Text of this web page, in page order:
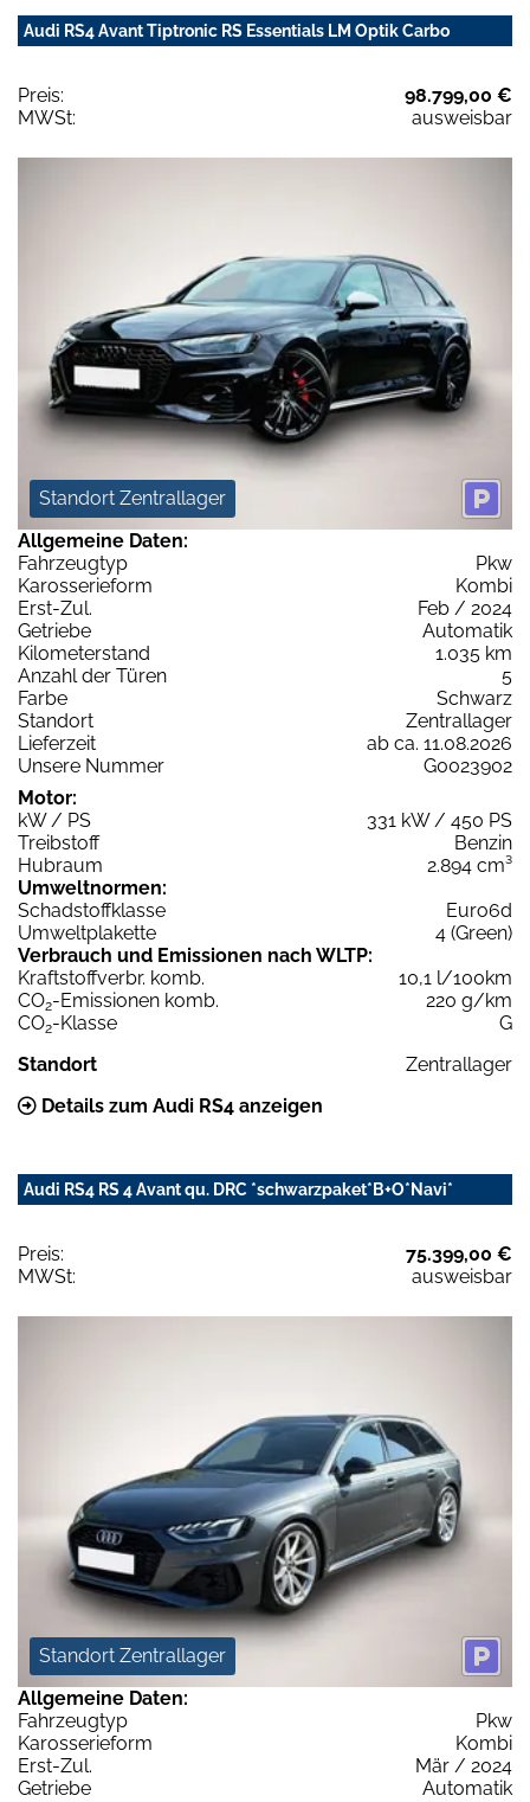
Audi RS4 Avant Tiptronic RS Essentials LM Optik Carbo
Preis:
98.799,00 €
MWSt:
ausweisbar
Standort Zentrallager
Allgemeine Daten:
Fahrzeugtyp
Pkw
Karosserieform
Kombi
Erst-Zul.
Feb / 2024
Getriebe
Automatik
Kilometerstand
1.035 km
Anzahl der Türen
5
Farbe
Schwarz
Standort
Zentrallager
Lieferzeit
ab ca. 11.08.2026
Unsere Nummer
G0023902
Motor:
kW / PS
331 kW / 450 PS
Treibstoff
Benzin
Hubraum
2.894 cm³
Umweltnormen:
Schadstoffklasse
Euro6d
Umweltplakette
4 (Green)
Verbrauch und Emissionen nach WLTP:
Kraftstoffverbr. komb.
10,1 l/100km
CO2-Emissionen komb.
220 g/km
CO2-Klasse
G
Standort
Zentrallager
Details zum Audi RS4 anzeigen
Audi RS4 RS 4 Avant qu. DRC *schwarzpaket*B+O*Navi*
Preis:
75.399,00 €
MWSt:
ausweisbar
Standort Zentrallager
Allgemeine Daten:
Fahrzeugtyp
Pkw
Karosserieform
Kombi
Erst-Zul.
Mär / 2024
Getriebe
Automatik